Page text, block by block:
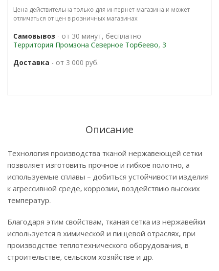
Цена действительна только для интернет-магазина и может
отличаться от цен в розничных магазинах
Самовывоз - от 30 минут, бесплатно
Территория Промзона Северное Торбеево, 3
Доставка - от 3 000 руб.
Описание
Технология производства тканой нержавеющей сетки
позволяет изготовить прочное и гибкое полотно, а
используемые сплавы – добиться устойчивости изделия
к агрессивной среде, коррозии, воздействию высоких
температур.
Благодаря этим свойствам, тканая сетка из нержавейки
используется в химической и пищевой отраслях, при
производстве теплотехнического оборудования, в
строительстве, сельском хозяйстве и др.